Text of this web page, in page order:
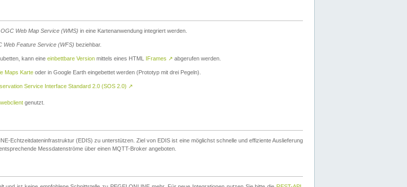
OGC Web Map Service (WMS) in eine Kartenanwendung integriert werden.
Web Feature Service (WFS) beziehbar.
kann eine einbettbare Version mittels eines HTML IFrames ↗ abgerufen werden.
Maps Karte oder in Google Earth eingebettet werden (Prototyp mit drei Pegeln).
Service Interface Standard 2.0 (SOS 2.0) ↗
genutzt.
Echtzeitdateninfrastruktur (EDIS) zu unterstützen. Ziel von EDIS ist eine möglichst schnelle und effiziente Auslieferung
Messdatenströme über einen MQTT-Broker angeboten.